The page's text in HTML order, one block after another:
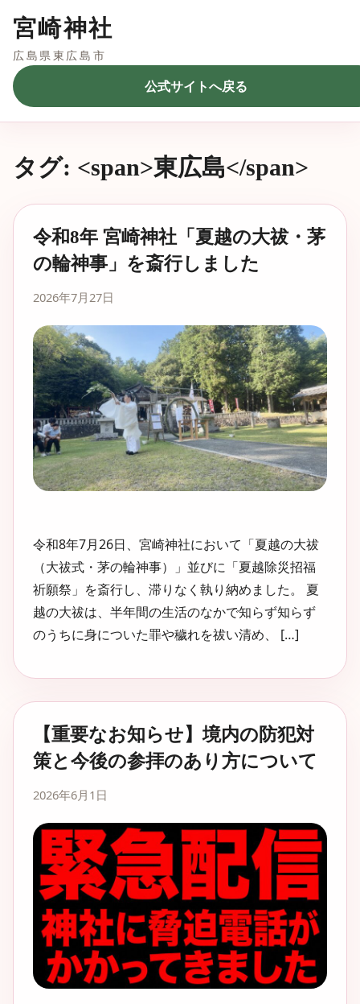
宮崎神社
広島県東広島市
公式サイトへ戻る
タグ: <span>東広島</span>
令和8年 宮崎神社「夏越の大祓・茅
の輪神事」を斎行しました
2026年7月27日
令和8年7月26日、宮崎神社において「夏越の大祓
（大祓式・茅の輪神事）」並びに「夏越除災招福
祈願祭」を斎行し、滞りなく執り納めました。 夏
越の大祓は、半年間の生活のなかで知らず知らず
のうちに身についた罪や穢れを祓い清め、 […]
【重要なお知らせ】境内の防犯対
策と今後の参拝のあり方について
2026年6月1日